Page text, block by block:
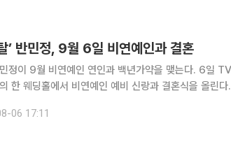
’ 반민정, 9월 6일 비연예인과 결혼
9월 비연예인 연인과 백년가약을 맺는다. 6일 TV리포트에 따르면 반민정은 9월 6
웨딩홀에서 비연예인 예비 신랑과 결혼식을 올린다. 반민정은 지인들에게 전달한 청첩
을 알렸다. 반민정은 2001년 영화 ‘수취인불명’으로 데뷔했다.
06 17:11